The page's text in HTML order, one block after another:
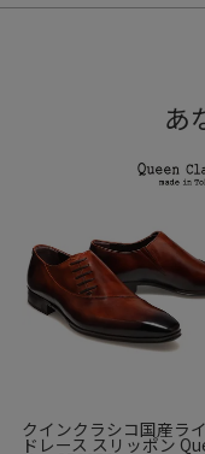
あ
クインクラシコ国産ラ
ドレース スリッポン